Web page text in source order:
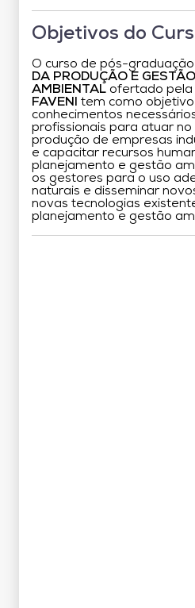
Objetivos do
O curso de pós-
DA PRODUÇÃO E GESTÃO
AMBIENTAL ofertado pela
FAVENI
tem como
conhecimentos
profissionais para atuar
produção de empresas
e capacitar recursos
planejamento e gestão
os gestores para o uso
naturais e disseminar
novas tecnologias
planejamento e gestão